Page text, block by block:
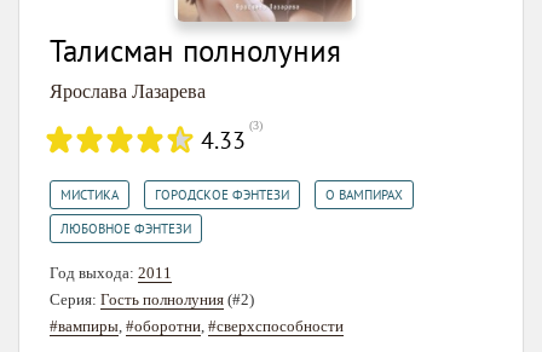
Талисман полнолуния
Ярослава Лазарева
4.33 (3)
МИСТИКА ГОРОДСКОЕ ФЭНТЕЗИ О ВАМПИРАХ
ЛЮБОВНОЕ ФЭНТЕЗИ
Год выхода: 2011
Серия: Гость полнолуния (#2)
#вампиры, #оборотни, #сверхспособности